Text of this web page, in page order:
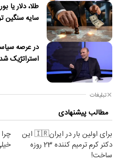
طلا، دلار یا
سایه سنگین
در عرصه
استراتژیک
تبلیغات
مطالب پیشنهادی
برای اولین بار در ایران🇮🇷 این
دکتر کرم ترمیم کننده 23 روزه
ساخت!